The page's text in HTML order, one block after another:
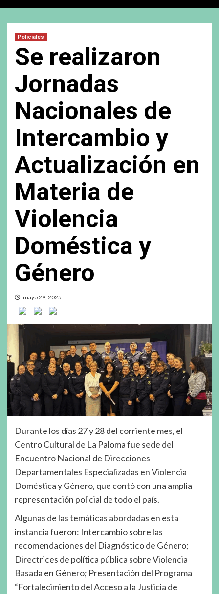
Policiales
Se realizaron
Jornadas
Nacionales de
Intercambio y
Actualización en
Materia de
Violencia
Doméstica y
Género
mayo 29, 2025
Durante los días 27 y 28 del corriente mes, el
Centro Cultural de La Paloma fue sede del
Encuentro Nacional de Direcciones
Departamentales Especializadas en Violencia
Doméstica y Género, que contó con una amplia
representación policial de todo el país.
Algunas de las temáticas abordadas en esta
instancia fueron: Intercambio sobre las
recomendaciones del Diagnóstico de Género;
Directrices de política pública sobre Violencia
Basada en Género; Presentación del Programa
“Fortalecimiento del Acceso a la Justicia de